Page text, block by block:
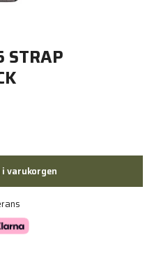
STRAP
i varukorgen